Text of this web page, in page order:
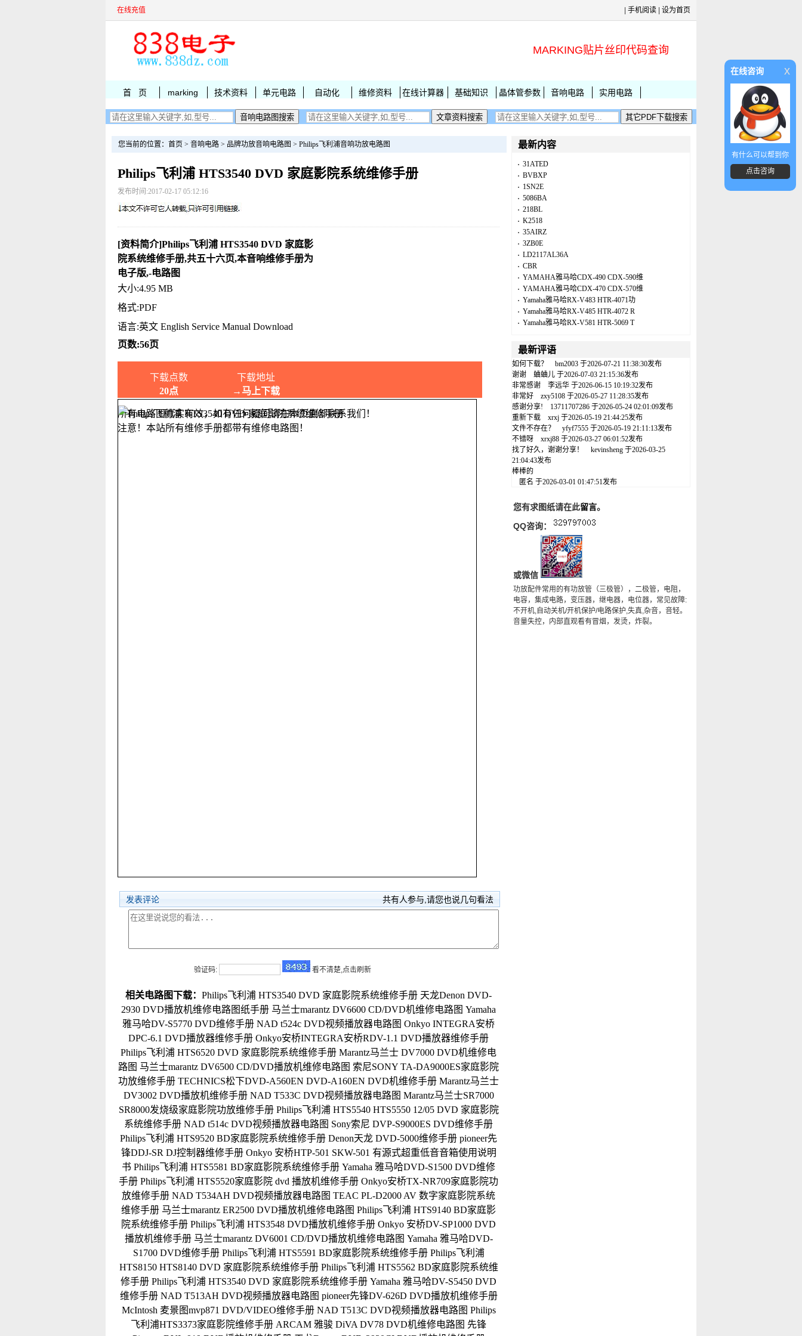
在线充值 手机阅读 设为首页
MARKING贴片丝印代码查询
首 页 marking 技术资料 单元电路 自动化 维修资料 在线计算器 基础知识 晶体管参数 音响电路 实用电路
您当前的位置： 首页 > 音响电路 > 品牌功放音响电路图 > Philips飞利浦音响功放电路图
Philips飞利浦 HTS3540 DVD 家庭影院系统维修手册
发布时间:2017-02-17 05:12:16
[资料简介]Philips飞利浦 HTS3540 DVD 家庭影
院系统维修手册,共五十六页,本音响维修手册为
电子版,-电路图
大小:4.95 MB
格式:PDF
语言:英文 English Service Manual Download
页数:56页
下载点数
下载地址
20点
→马上下载
所有电路图真实有效，如有任何疑问请在本页底部联系我们！
注意！本站所有维修手册都带有维修电路图！
发表评论 共有人参与,请您也说几句看法
验证码: 看不清楚,点击刷新
相关电路图下载： Philips飞利浦 HTS3540 DVD 家庭影院系统维修手册 天龙Denon DVD-
2930 DVD播放机维修电路图纸手册 马兰士marantz DV6600 CD/DVD机维修电路图 Yamaha
雅马哈DV-S5770 DVD维修手册 NAD t524c DVD视频播放器电路图 Onkyo INTEGRA安桥
DPC-6.1 DVD播放器维修手册 Onkyo安桥INTEGRA安桥RDV-1.1 DVD播放器维修手册
Philips飞利浦 HTS6520 DVD 家庭影院系统维修手册 Marantz马兰士 DV7000 DVD机维修电
路图 马兰士marantz DV6500 CD/DVD播放机维修电路图 索尼SONY TA-DA9000ES家庭影院
功放维修手册 TECHNICS松下DVD-A560EN DVD-A160EN DVD机维修手册 Marantz马兰士
DV3002 DVD播放机维修手册 NAD T533C DVD视频播放器电路图 Marantz马兰士SR7000
SR8000发烧级家庭影院功放维修手册 Philips飞利浦 HTS5540 HTS5550 12/05 DVD 家庭影院
系统维修手册 NAD t514c DVD视频播放器电路图 Sony索尼 DVP-S9000ES DVD维修手册
Philips飞利浦 HTS9520 BD家庭影院系统维修手册 Denon天龙 DVD-5000维修手册 pioneer先
锋DDJ-SR DJ控制器维修手册 Onkyo 安桥HTP-501 SKW-501 有源式超重低音音箱使用说明
书 Philips飞利浦 HTS5581 BD家庭影院系统维修手册 Yamaha 雅马哈DVD-S1500 DVD维修
手册 Philips飞利浦 HTS5520家庭影院 dvd 播放机维修手册 Onkyo安桥TX-NR709家庭影院功
放维修手册 NAD T534AH DVD视频播放器电路图 TEAC PL-D2000 AV 数字家庭影院系统
维修手册 马兰士marantz ER2500 DVD播放机维修电路图 Philips飞利浦 HTS9140 BD家庭影
院系统维修手册 Philips飞利浦 HTS3548 DVD播放机维修手册 Onkyo 安桥DV-SP1000 DVD
播放机维修手册 马兰士marantz DV6001 CD/DVD播放机维修电路图 Yamaha 雅马哈DVD-
S1700 DVD维修手册 Philips飞利浦 HTS5591 BD家庭影院系统维修手册 Philips飞利浦
HTS8150 HTS8140 DVD 家庭影院系统维修手册 Philips飞利浦 HTS5562 BD家庭影院系统维
修手册 Philips飞利浦 HTS3540 DVD 家庭影院系统维修手册 Yamaha 雅马哈DV-S5450 DVD
维修手册 NAD T513AH DVD视频播放器电路图 pioneer先锋DV-626D DVD播放机维修手册
McIntosh 麦景图mvp871 DVD/VIDEO维修手册 NAD T513C DVD视频播放器电路图 Philips
飞利浦HTS3373家庭影院维修手册 ARCAM 雅骏 DiVA DV78 DVD机维修电路图 先锋
最新内容
31ATED
BVBXP
1SN2E
5086BA
218BL
K2518
35AIRZ
3ZB0E
LD2117AL36A
CBR
YAMAHA雅马哈CDX-490 CDX-590维
YAMAHA雅马哈CDX-470 CDX-570维
Yamaha雅马哈RX-V483 HTR-4071功
Yamaha雅马哈RX-V485 HTR-4072 R
Yamaha雅马哈RX-V581 HTR-5069 T
最新评语
如何下载？ bm2003 于2026-07-21 11:38:30发布
谢谢
蛐蛐儿 于2026-07-03 21:15:36发布
非常感谢
李远华 于2026-06-15 10:19:32发布
非常好
zxy5108 于2026-05-27 11:28:35发布
感谢分享!
13711707286 于2026-05-24 02:01:09发布
重新下载
xrxj 于2026-05-19 21:44:25发布
文件不存在？
yfyf7555 于2026-05-19 21:11:13发布
不错呀
xrxj88 于2026-03-27 06:01:52发布
找了好久，谢谢分享！
kevinsheng 于2026-03-25
21:04:43发布
棒棒的
匿名 于2026-03-01 01:47:51发布
您有求图纸请在此留言。
QQ咨询：
或微信
功放配件常用的有功放管（三极管），二极管，电阻，
电容，集成电路，变压器，继电器，电位器，常见故障:
不开机,自动关机/开机保护/电路保护,失真,杂音，音轻。
音量失控，内部直观看有冒烟，发烫，炸裂。
在线咨询 x
有什么可以帮到你
点击咨询